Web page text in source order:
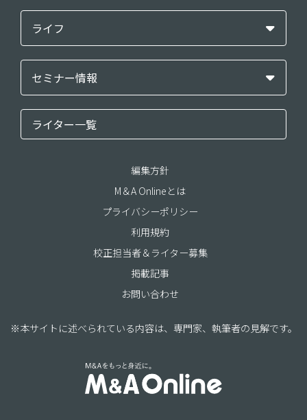
ライフ
セミナー情報
ライター一覧
編集方針
M＆A Onlineとは
プライバシーポリシー
利用規約
校正担当者＆ライター募集
掲載記事
お問い合わせ
※本サイトに述べられている内容は、専門家、執筆者の見解です。